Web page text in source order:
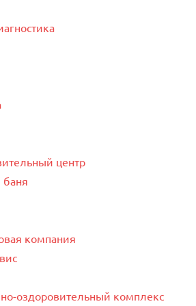
центр
баня
компания
оздоровительный комплекс